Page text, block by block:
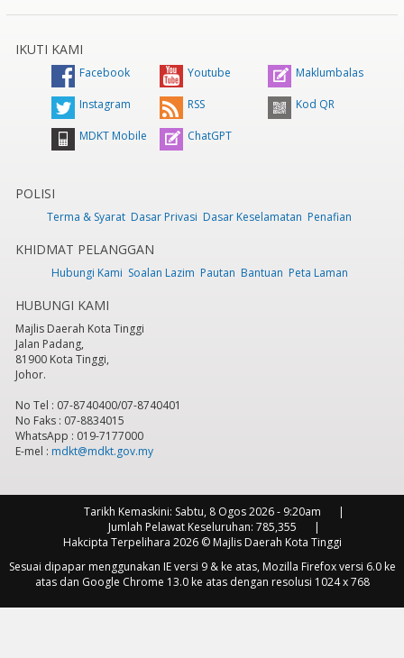
IKUTI KAMI
Facebook Youtube Maklumbalas
Instagram RSS Kod QR
MDKT Mobile ChatGPT
POLISI
Terma & Syarat Dasar Privasi Dasar Keselamatan Penafian
KHIDMAT PELANGGAN
Hubungi Kami Soalan Lazim Pautan Bantuan Peta Laman
HUBUNGI KAMI
Majlis Daerah Kota Tinggi
Jalan Padang,
81900 Kota Tinggi,
Johor.
No Tel : 07-8740400/07-8740401
No Faks : 07-8834015
WhatsApp : 019-7177000
E-mel : mdkt@mdkt.gov.my
Tarikh Kemaskini: Sabtu, 8 Ogos 2026 - 9:20am
Jumlah Pelawat Keseluruhan: 785,355
Hakcipta Terpelihara 2026 © Majlis Daerah Kota Tinggi
Sesuai dipapar menggunakan IE versi 9 & ke atas, Mozilla Firefox versi 6.0 ke
atas dan Google Chrome 13.0 ke atas dengan resolusi 1024 x 768